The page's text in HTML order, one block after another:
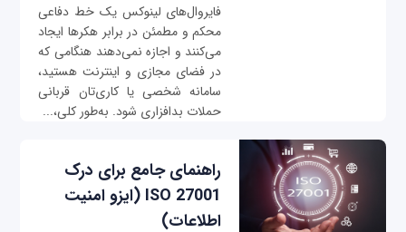
فایروال‌های لینوکس یک خط دفاعی
محکم و مطمئن در برابر هکرها ایجاد
می‌کنند و اجازه نمی‌دهند هنگامی که
در فضای مجازی و اینترنت هستید،
سامانه شخصی یا کاری‌تان قربانی
حملات بدافزاری شود. به‌طور کلی،...
راهنمای جامع برای درک
ISO 27001 (ایزو امنیت
اطلاعات)